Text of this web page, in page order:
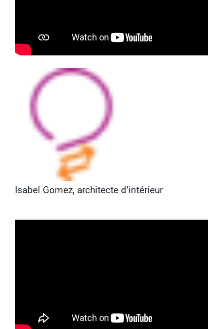
Isabel Gomez, architecte d’intérieur